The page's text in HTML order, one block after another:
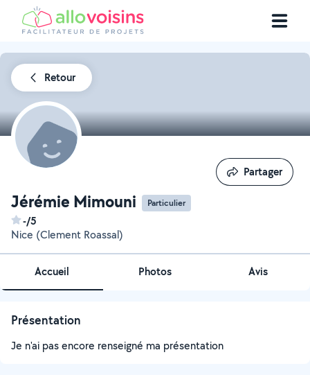
Retour
Jérémie Mimouni Particulier
-/5
Nice (Clement Roassal)
Partager
Partager
Accueil Photos Avis
Présentation
Je n'ai pas encore renseigné ma présentation